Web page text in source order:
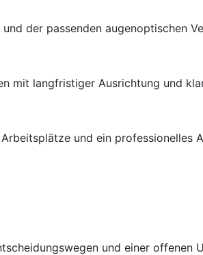
der passenden augenoptischen
mit langfristiger Ausrichtung und
und ein professionelles
und einer offenen